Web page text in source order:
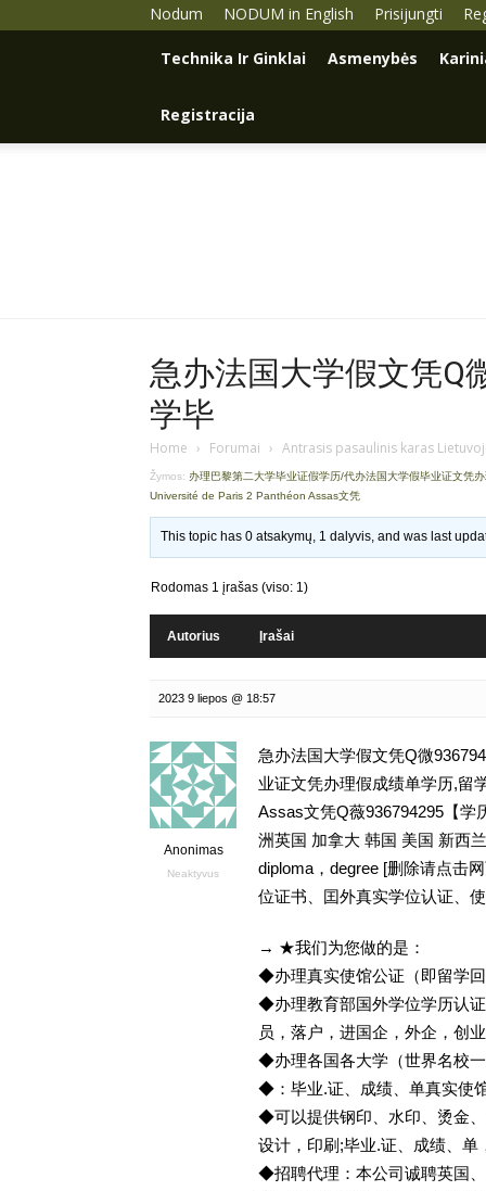
Nodum NODUM in English Prisijungti
Technika Ir Ginklai Asmenybės
Registracija
急办法国大学假文凭Q
学毕
Home › Forumai › Antrasis pasaulinis karas
Žymos: 办理巴黎第二大学毕业证假学历/代办法国大学假毕业证文凭
Université de Paris 2 Panthéon Assas文凭
This topic has 0 atsakymų, 1 dalyvis, and was last
Rodomas 1 įrašas (viso: 1)
Autorius Įrašai
2023 9 liepos @ 18:57
Anonimas
Neaktyvus
急办法国大学假文凭Q微
业证文凭办理假成绩单学历,留
Assas文凭Q薇936794295【学
洲英国 加拿大 韩国 美国 新西
diploma，degree [删除请点击
位证书、囯外真实学位认证、
→ ★我们为您做的是：
◆办理真实使馆公证（即留学
◆办理教育部国外学位学历认
员，落户，进国企，外企，创
◆办理各国各大学（世界名校
◆：毕业.证、成绩、单真实使
◆可以提供钢印、水印、烫金
设计，印刷;毕业.证、成绩、单
◆招聘代理：本公司诚聘英国